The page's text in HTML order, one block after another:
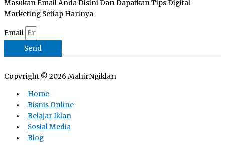
Masukan Email Anda Disini Dan Dapatkan Tips Digital
Marketing Setiap Harinya
Email
Send
Copyright © 2026 MahirNgiklan
Home
Bisnis Online
Belajar Iklan
Sosial Media
Blog